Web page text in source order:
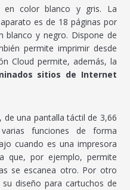
color blanco y gris. La
es de 18 páginas por
y negro. Dispone de
permite imprimir desde
Cloud permite, además, la
sitios de Internet
de una pantalla táctil de 3,66
funciones de forma
cuando es una impresora
que, por ejemplo, permite
se escanea otro. Por otro
diseño para cartuchos de